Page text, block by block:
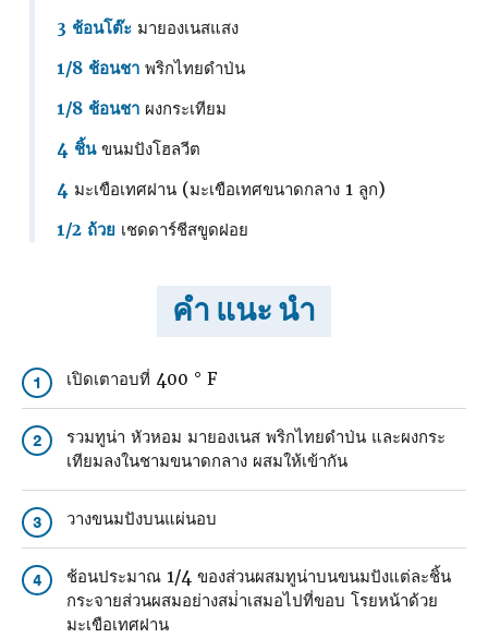
3 ช้อนโต๊ะ มายองเนสแสง
1/8 ช้อนชา พริกไทยดําป่น
1/8 ช้อนชา ผงกระเทียม
4 ชิ้นขนมปังโฮลวีต
4 มะเขือเทศฝาน (มะเขือเทศขนาดกลาง 1 ลูก)
1/2 ถ้วย เชดดาร์ชีสขูดฝอย
คำ แนะ นำ
1 เปิดเตาอบที่ 400 ° F
2
รวมทูน่า หัวหอม มายองเนส พริกไทยดําป่น และผงกระ
เทียมลงในชามขนาดกลาง ผสมให้เข้ากัน
3 วางขนมปังบนแผ่นอบ
4
ช้อนประมาณ 1/4 ของส่วนผสมทูน่าบนขนมปังแต่ละชิ้น
กระจายส่วนผสมอย่างสม่ําเสมอไปที่ขอบ โรยหน้าด้วย
มะเขือเทศฝาน